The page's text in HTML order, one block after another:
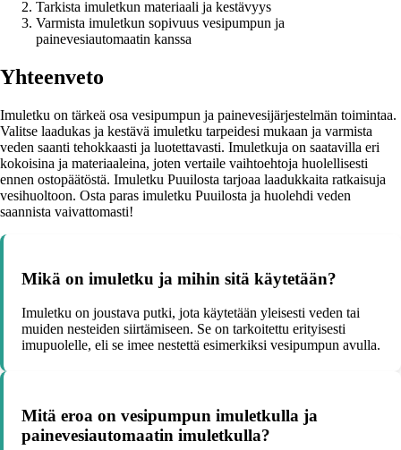
Tarkista imuletkun materiaali ja kestävyys
Varmista imuletkun sopivuus vesipumpun ja
painevesiautomaatin kanssa
Yhteenveto
Imuletku on tärkeä osa vesipumpun ja painevesijärjestelmän toimintaa.
Valitse laadukas ja kestävä imuletku tarpeidesi mukaan ja varmista
veden saanti tehokkaasti ja luotettavasti. Imuletkuja on saatavilla eri
kokoisina ja materiaaleina, joten vertaile vaihtoehtoja huolellisesti
ennen ostopäätöstä. Imuletku Puuilosta tarjoaa laadukkaita ratkaisuja
vesihuoltoon. Osta paras imuletku Puuilosta ja huolehdi veden
saannista vaivattomasti!
Mikä on imuletku ja mihin sitä käytetään?
Imuletku on joustava putki, jota käytetään yleisesti veden tai
muiden nesteiden siirtämiseen. Se on tarkoitettu erityisesti
imupuolelle, eli se imee nestettä esimerkiksi vesipumpun avulla.
Mitä eroa on vesipumpun imuletkulla ja
painevesiautomaatin imuletkulla?